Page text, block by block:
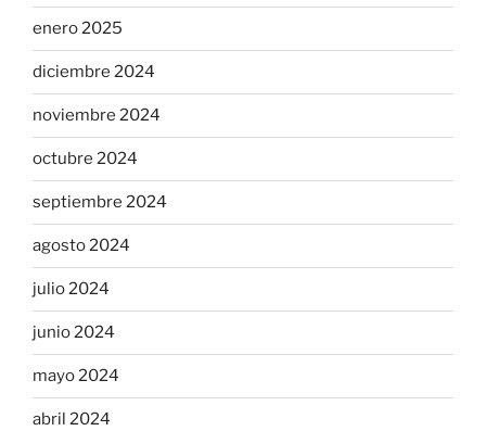
enero 2025
diciembre 2024
noviembre 2024
octubre 2024
septiembre 2024
agosto 2024
julio 2024
junio 2024
mayo 2024
abril 2024